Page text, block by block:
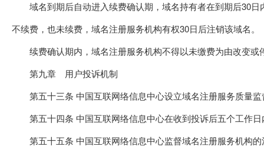
域名到期后自动进入续费确认期，域名持有者在到期后30日
不续费，也未续费，域名注册服务机构有权30日后注销该域名。
续费确认期内，域名注册服务机构不得以未缴费为由改变或
第九章 用户投诉机制
第五十三条 中国互联网络信息中心设立域名注册服务质量监
第五十四条 中国互联网络信息中心在收到投诉后五个工作日
第五十五条 中国互联网络信息中心监督域名注册服务机构的